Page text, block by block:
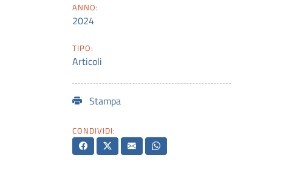
ANNO:
2024
TIPO:
Articoli
Stampa
CONDIVIDI: